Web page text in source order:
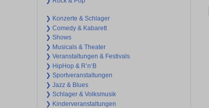
❯ Konzerte & Schlager
❯ Comedy & Kabarett
❯ Shows
❯ Musicals & Theater
❯ Veranstaltungen & Festivals
❯ HipHop & R’n‘B
❯ Sportveranstaltungen
❯ Jazz & Blues
❯ Schlager & Volksmusik
❯ Kinderveranstaltungen